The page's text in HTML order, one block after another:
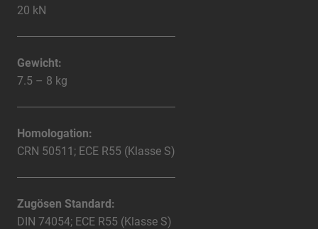
20 kN
Gewicht:
7.5 – 8 kg
Homologation:
CRN 50511; ECE R55 (Klasse S)
Zugösen Standard:
DIN 74054; ECE R55 (Klasse S)